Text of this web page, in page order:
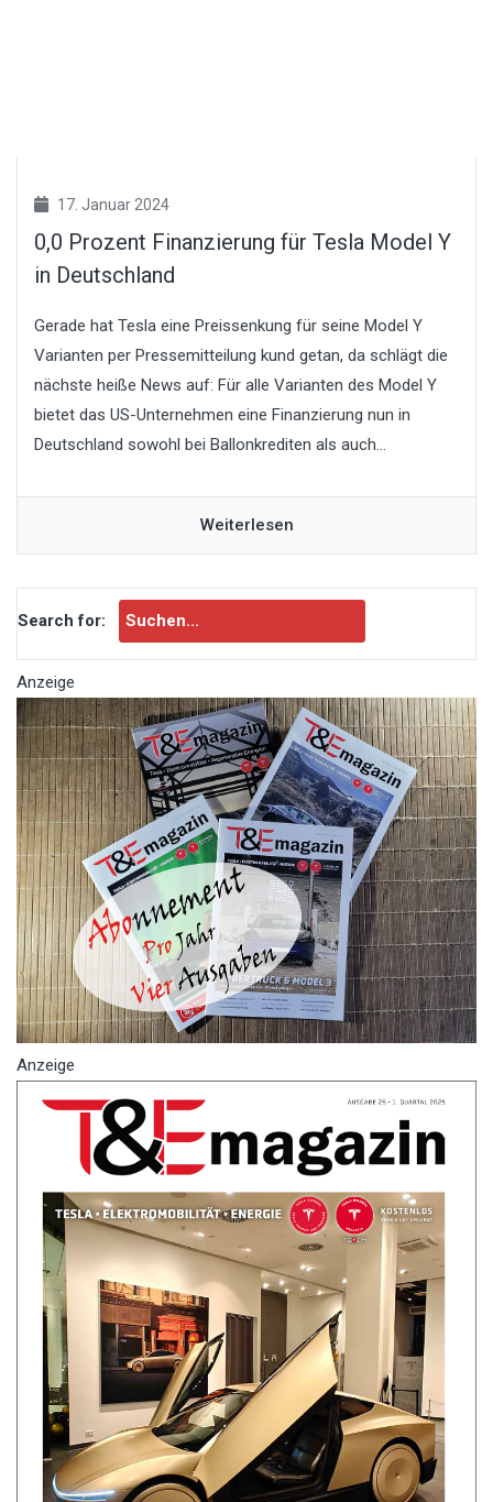
17. Januar 2024
0,0 Prozent Finanzierung für Tesla Model Y
in Deutschland
Gerade hat Tesla eine Preissenkung für seine Model Y
Varianten per Pressemitteilung kund getan, da schlägt die
nächste heiße News auf: Für alle Varianten des Model Y
bietet das US-Unternehmen eine Finanzierung nun in
Deutschland sowohl bei Ballonkrediten als auch...
Weiterlesen
Search for:
Anzeige
Anzeige